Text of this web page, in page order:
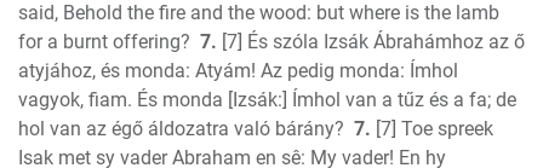
said, Behold the fire and the wood: but where is the lamb
for a burnt offering? 7. [7] És szóla Izsák Ábrahámhoz az ő
atyjához, és monda: Atyám! Az pedig monda: Ímhol
vagyok, fiam. És monda [Izsák:] Ímhol van a tűz és a fa; de
hol van az égő áldozatra való bárány? 7. [7] Toe spreek
Isak met sy vader Abraham en sê: My vader! En hy